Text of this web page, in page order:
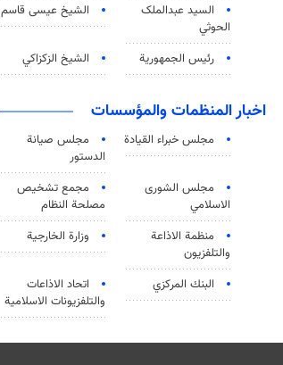
السید عبدالملک
الحوثي
الشيخ عيسى قاسم
رئيس الجمهورية الشيخ الزكزاكي
اخبار المنظمات والمؤسسات
مجلس خبراء القيادة
مجلس صيانة
الدستور
مجلس الشورى
الاسلامي
مجمع تشخيص
مصلحة النظام
منظمة الاذاعة
والتلفزیون
وزارة الخارجية
البنك المركزي
اتحاد الاذاعات
والتلفزيونات الاسلامية